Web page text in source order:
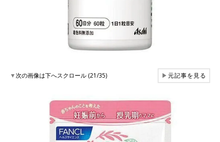
▼次の画像は下へスクロール (21/35) ▶元記事を見る